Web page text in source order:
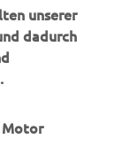
unserer
dadurch
Motor